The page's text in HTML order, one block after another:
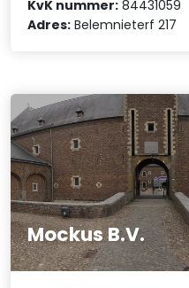
KvK nummer: 84431059
Adres: Belemnieterf 217
Mockus B.V.